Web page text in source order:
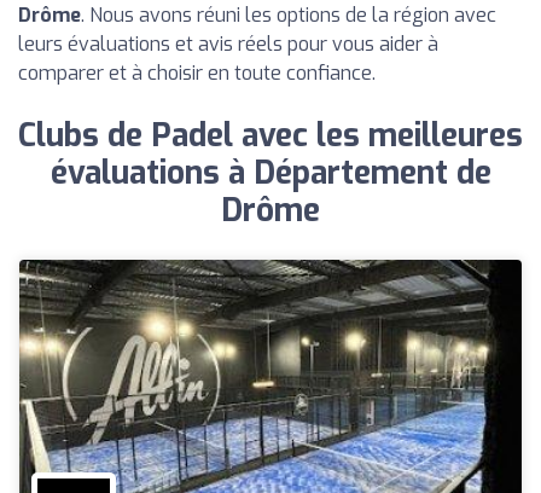
Drôme. Nous avons réuni les options de la région avec
leurs évaluations et avis réels pour vous aider à
comparer et à choisir en toute confiance.
Clubs de Padel avec les meilleures
évaluations à Département de
Drôme